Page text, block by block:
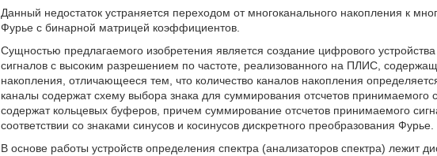
Данный недостаток устраняется переходом от многоканального накопления к
Фурье с бинарной матрицей коэффициентов.
Сущностью предлагаемого изобретения является создание цифрового
сигналов с высоким разрешением по частоте, реализованного на ПЛИС,
накопления, отличающееся тем, что количество каналов накопления
каналы содержат схему выбора знака для суммирования отсчетов принимаемого
содержат кольцевых буферов, причем суммирование отсчетов принимаемого
соответствии со знаками синусов и косинусов дискретного преобразования Фурье.
В основе работы устройств определения спектра (анализаторов спектра) лежит